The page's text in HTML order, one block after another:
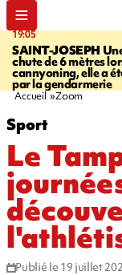
19:05
SAINT-JOSEPH
chute de 6 mètres
cannyoning, elle a
par la gendarmerie
Accueil Zoom
Sport
Le
Publié le 19 juillet